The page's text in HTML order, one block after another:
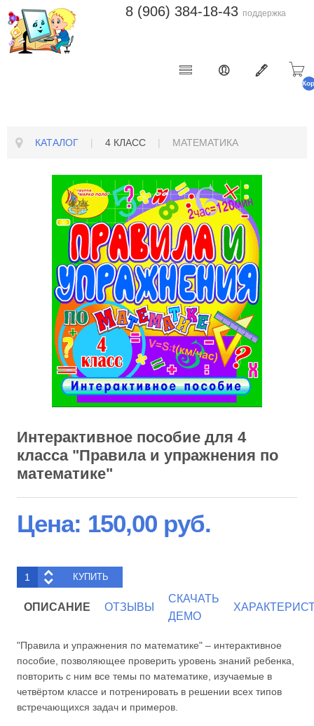
8 (906) 384-18-43 поддержка
КАТАЛОГ | 4 КЛАСС | МАТЕМАТИКА
Интерактивное пособие для 4
класса "Правила и упражнения по
математике"
Цена: 150,00 руб.
ОПИСАНИЕ ОТЗЫВЫ
СКАЧАТЬ
ДЕМО
"Правила и упражнения по математике" – интерактивное
пособие, позволяющее проверить уровень знаний ребенка,
повторить с ним все темы по математике, изучаемые в
четвёртом классе и потренировать в решении всех типов
встречающихся задач и примеров.